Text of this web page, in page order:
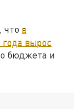
что в
года вырос
бюджета и